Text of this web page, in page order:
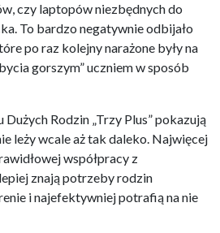
czy laptopów niezbędnych do
To bardzo negatywnie odbijało
po raz kolejny narażone były na
gorszym” uczniem w sposób
Rodzin „Trzy Plus” pokazują
leży wcale aż tak daleko. Najwięcej
współpracy z
znają potrzeby rodzin
i najefektywniej potrafią na nie